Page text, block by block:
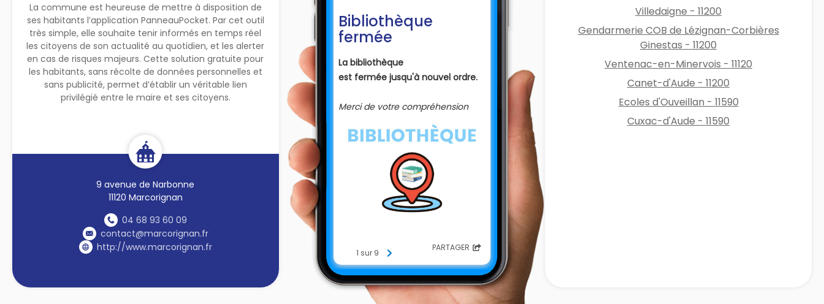
La commune est heureuse de mettre à disposition de
ses habitants l’application PanneauPocket. Par cet outil
très simple, elle souhaite tenir informés en temps réel
les citoyens de son actualité au quotidien, et les alerter
en cas de risques majeurs. Cette solution gratuite pour
les habitants, sans récolte de données personnelles et
sans publicité, permet d’établir un véritable lien
privilégié entre le maire et ses citoyens.
9 avenue de Narbonne
11120 Marcorignan
04 68 93 60 09
contact@marcorignan.fr
http://www.marcorignan.fr
Bibliothèque
fermée
La bibliothèque
est fermée jusqu'à nouvel ordre.
Merci de votre compréhension
1 sur 9 PARTAGER
Villedaigne - 11200
Gendarmerie COB de Lézignan-Corbières
Ginestas - 11200
Ventenac-en-Minervois - 11120
Canet-d'Aude - 11200
Ecoles d'Ouveillan - 11590
Cuxac-d'Aude - 11590